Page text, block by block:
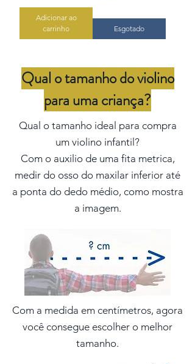
Adicionar ao
carrinho
Esgotado
Qual o tamanho do violino
para uma criança?
Qual o tamanho ideal para compra
um violino infantil?
Com o auxilio de uma fita metrica,
medir do osso do maxilar inferior até
a ponta do dedo médio, como mostra
a imagem.
Com a medida em centímetros, agora
você consegue escolher o melhor
tamanho.